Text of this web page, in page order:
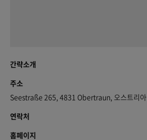
간략소개
주소
Seestraße 265, 4831 Obertraun, 오스트리아
연락처
홈페이지